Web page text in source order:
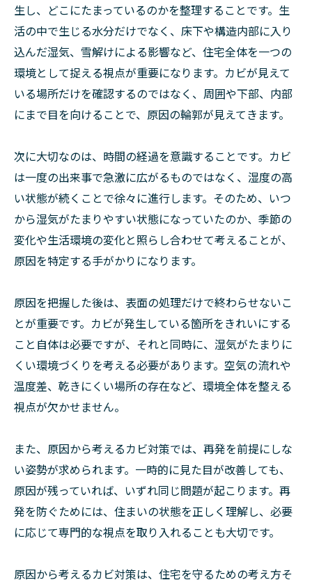
生し、どこにたまっているのかを整理することです。生
活の中で生じる水分だけでなく、床下や構造内部に入り
込んだ湿気、雪解けによる影響など、住宅全体を一つの
環境として捉える視点が重要になります。カビが見えて
いる場所だけを確認するのではなく、周囲や下部、内部
にまで目を向けることで、原因の輪郭が見えてきます。
次に大切なのは、時間の経過を意識することです。カビ
は一度の出来事で急激に広がるものではなく、湿度の高
い状態が続くことで徐々に進行します。そのため、いつ
から湿気がたまりやすい状態になっていたのか、季節の
変化や生活環境の変化と照らし合わせて考えることが、
原因を特定する手がかりになります。
原因を把握した後は、表面の処理だけで終わらせないこ
とが重要です。カビが発生している箇所をきれいにする
こと自体は必要ですが、それと同時に、湿気がたまりに
くい環境づくりを考える必要があります。空気の流れや
温度差、乾きにくい場所の存在など、環境全体を整える
視点が欠かせません。
また、原因から考えるカビ対策では、再発を前提にしな
い姿勢が求められます。一時的に見た目が改善しても、
原因が残っていれば、いずれ同じ問題が起こります。再
発を防ぐためには、住まいの状態を正しく理解し、必要
に応じて専門的な視点を取り入れることも大切です。
原因から考えるカビ対策は、住宅を守るための考え方そ